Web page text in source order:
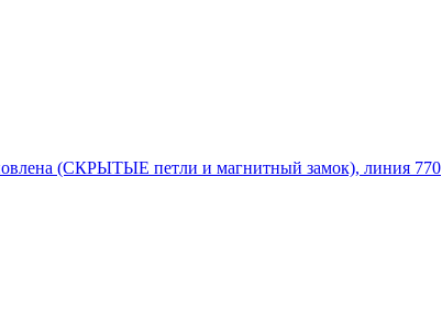
(СКРЫТЫЕ петли и магнитный замок), линия 770